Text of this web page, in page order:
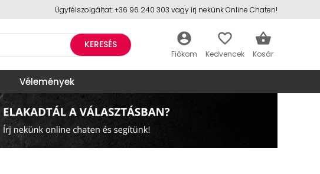
Ügyfélszolgáltat: +36 96 240 303 vagy írj nekünk Online Chaten!
Vélemények
account_circle favorite_border shopping_basket
KERESÉS